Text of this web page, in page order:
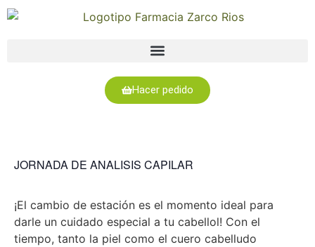
Hacer pedido
JORNADA DE ANALISIS CAPILAR
¡El cambio de estación es el momento ideal para
darle un cuidado especial a tu cabellol! Con el
tiempo, tanto la piel como el cuero cabelludo